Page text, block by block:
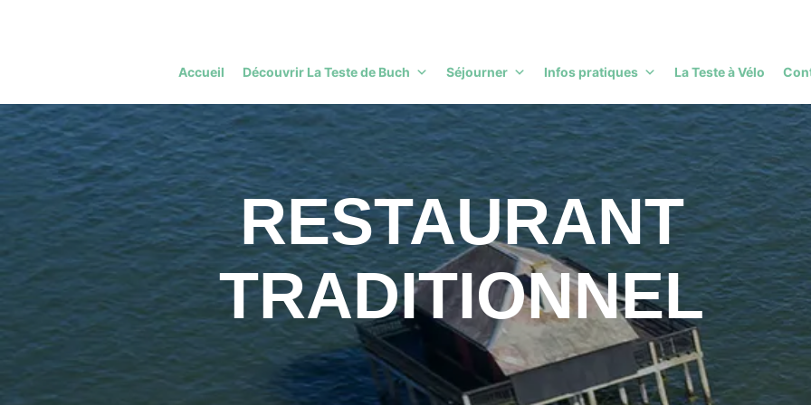
Accueil Découvrir La Teste de Buch Séjourner Infos pratiques La Teste à Vélo
RESTAURANT
TRADITIONNEL